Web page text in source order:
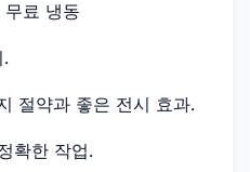
무료 냉동
절약과 좋은 전시 효과.
확한 작업.